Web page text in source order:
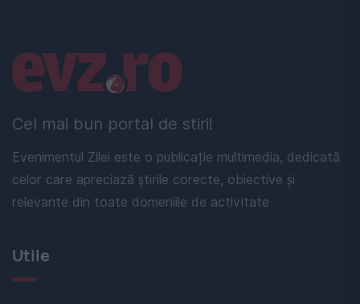
Cel mai bun portal de stiri!
Evenimentul Zilei este o publicație multimedia, dedicată
celor care apreciază știrile corecte, obiective și
relevante din toate domeniile de activitate
Linkuri utile
Utile